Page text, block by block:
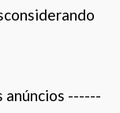
anúncios ------